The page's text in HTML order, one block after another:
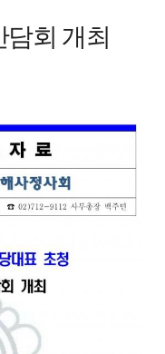
회 개최